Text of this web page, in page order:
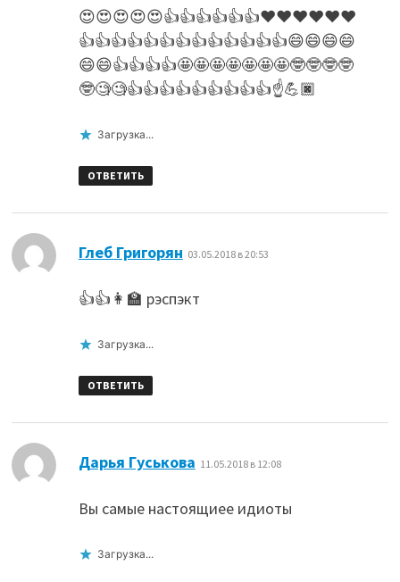
😍😍😍😍😍👍👍👍👍👍👍❤️❤️❤️❤️❤️❤️
👍👍👍👍👍👍👍👍👍👍👍👍👍😄😄😄😄
😄😄👍👍👍👍🤩🤩🤩🤩🤩🤩🤩🤓🤓🤓🤓
🤓🧐🧐👍👍👍👍👍👍👍👍👍☝️💪🏿
Загрузка...
ОТВЕТИТЬ
Глеб Григорян 03.05.2018 в 20:53
👍👍👩‍🏫 рэспэкт
Загрузка...
ОТВЕТИТЬ
Дарья Гуськова 11.05.2018 в 12:08
Вы самые настоящиее идиоты
Загрузка...